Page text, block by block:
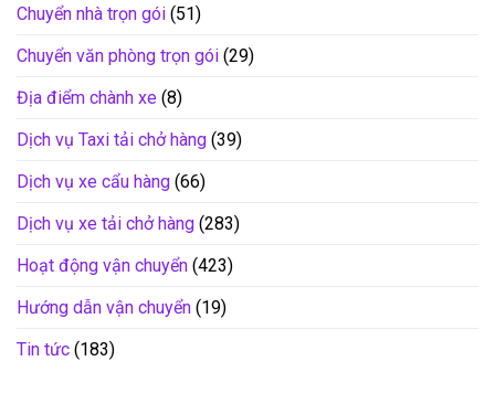
Chuyển nhà trọn gói (51)
Chuyển văn phòng trọn gói (29)
Địa điểm chành xe (8)
Dịch vụ Taxi tải chở hàng (39)
Dịch vụ xe cẩu hàng (66)
Dịch vụ xe tải chở hàng (283)
Hoạt động vận chuyển (423)
Hướng dẫn vận chuyển (19)
Tin tức (183)